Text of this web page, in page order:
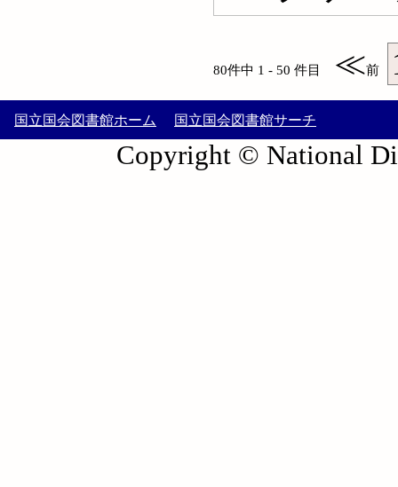
80件中 1 - 50 件目 ≪前
国立国会図書館ホーム 国立国会図書館サーチ
Copyright © National